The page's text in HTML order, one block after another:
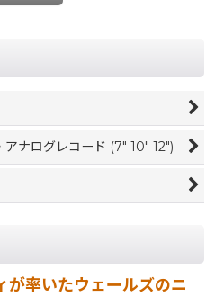
ナログレコード (7" 10" 12")
率いたウェールズのニ